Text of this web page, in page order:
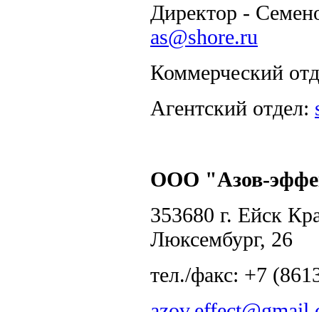
Директор -
as@shore.ru
Коммерческий
Агентский отдел:
ООО "Азов-
353680 г. Ейск
Люксембург, 26
тел./факс: +7